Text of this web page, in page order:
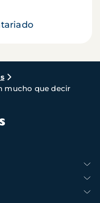
mucho que decir